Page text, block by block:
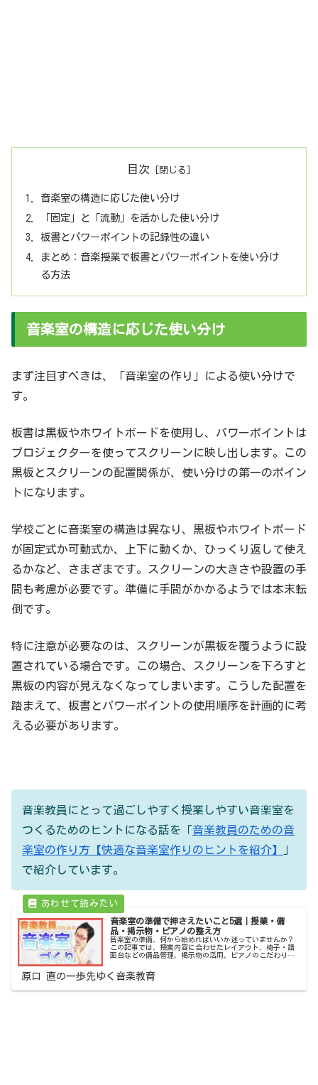
目次
音楽室の構造に応じた使い分け
「固定」と「流動」を活かした使い分け
板書とパワーポイントの記録性の違い
まとめ：音楽授業で板書とパワーポイントを使い分け
る方法
音楽室の構造に応じた使い分け
まず注目すべきは、「音楽室の作り」による使い分けで
す。
板書は黒板やホワイトボードを使用し、パワーポイントは
プロジェクターを使ってスクリーンに映し出します。この
黒板とスクリーンの配置関係が、使い分けの第一のポイン
トになります。
学校ごとに音楽室の構造は異なり、黒板やホワイトボード
が固定式か可動式か、上下に動くか、ひっくり返して使え
るかなど、さまざまです。スクリーンの大きさや設置の手
間も考慮が必要です。準備に手間がかかるようでは本末転
倒です。
特に注意が必要なのは、スクリーンが黒板を覆うように設
置されている場合です。この場合、スクリーンを下ろすと
黒板の内容が見えなくなってしまいます。こうした配置を
踏まえて、板書とパワーポイントの使用順序を計画的に考
える必要があります。
音楽教員にとって過ごしやすく授業しやすい音楽室を
つくるためのヒントになる話を「音楽教員のための音
楽室の作り方【快適な音楽室作りのヒントを紹介】
」
で紹介しています。
音楽室の準備で押さえたいこと5選｜授業・備
品・掲示物・ピアノの整え方
音楽室の準備、何から始めればいいか迷っていませんか？
この記事では、授業内容に合わせたレイアウト、椅子・譜
面台などの備品管理、掲示物の活用、ピアノのこだわりま
現在の音楽室を見直したい先生にも役立つヒントが満載で
す。
原口 直の一歩先ゆく音楽教育